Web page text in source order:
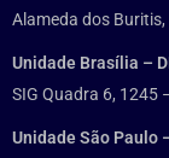
Alameda dos
Unidade Brasília –
SIG Quadra 6, 1245
Unidade São Paulo